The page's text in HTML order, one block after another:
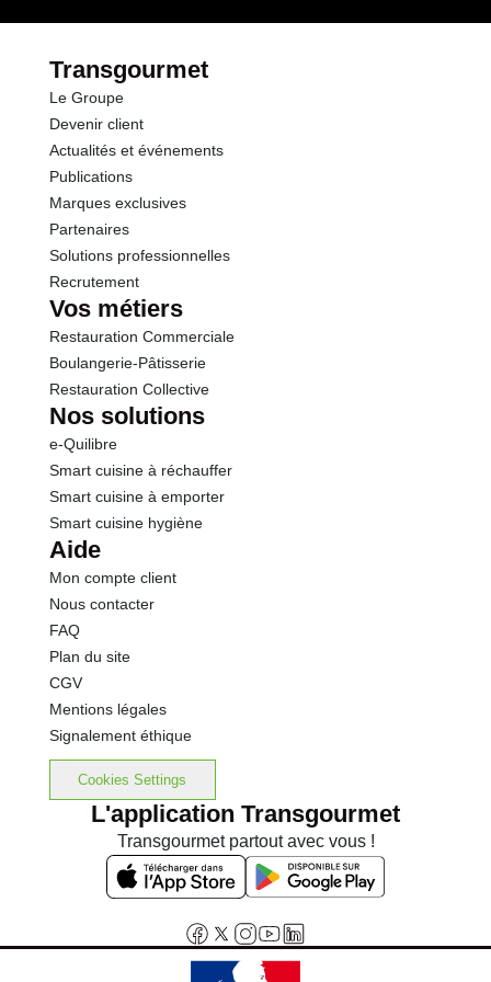
Sel
Transgourmet
Le Groupe
Devenir client
Actualités et événements
Publications
Marques exclusives
Partenaires
Solutions professionnelles
Recrutement
Vos métiers
Restauration Commerciale
Boulangerie-Pâtisserie
Restauration Collective
Nos solutions
e-Quilibre
Smart cuisine à réchauffer
Smart cuisine à emporter
Smart cuisine hygiène
Aide
Mon compte client
Nous contacter
FAQ
Plan du site
CGV
Mentions légales
Signalement éthique
Cookies Settings
L'application Transgourmet
Transgourmet partout avec vous !